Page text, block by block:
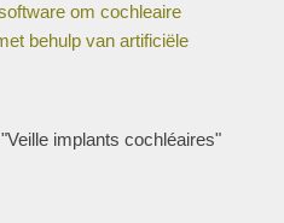
om cochleaire
behulp van artificiële
implants cochléaires"